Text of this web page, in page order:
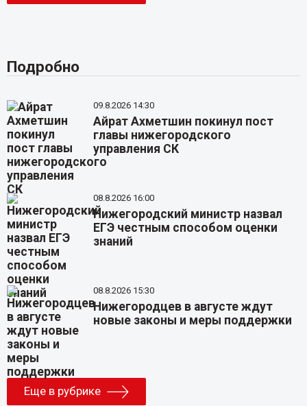
Подробно
09.8.2026 14:30
Айрат Ахметшин покинул пост
главы нижегородского
управления СК
08.8.2026 16:00
Нижегородский министр назвал
ЕГЭ честным способом оценки
знаний
08.8.2026 15:30
Нижегородцев в августе ждут
новые законы и меры поддержки
Еще в рубрике